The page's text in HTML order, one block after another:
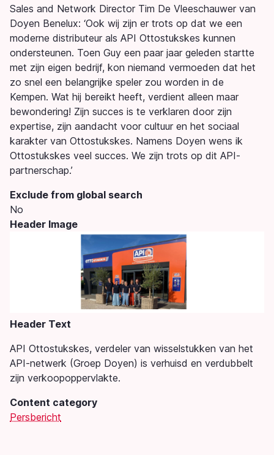
Sales and Network Director Tim De Vleeschauwer van
Doyen Benelux: ‘Ook wij zijn er trots op dat we een
moderne distributeur als API Ottostukskes kunnen
ondersteunen. Toen Guy een paar jaar geleden startte
met zijn eigen bedrijf, kon niemand vermoeden dat het
zo snel een belangrijke speler zou worden in de
Kempen. Wat hij bereikt heeft, verdient alleen maar
bewondering! Zijn succes is te verklaren door zijn
expertise, zijn aandacht voor cultuur en het sociaal
karakter van Ottostukskes. Namens Doyen wens ik
Ottostukskes veel succes. We zijn trots op dit API-
partnerschap.’
Exclude from global search
No
Header Image
Header Text
API Ottostukskes, verdeler van wisselstukken van het
API-netwerk (Groep Doyen) is verhuisd en verdubbelt
zijn verkoopoppervlakte.
Content category
Persbericht